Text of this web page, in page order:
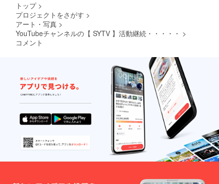
トップ >
プロジェクトをさがす >
アート・写真 >
YouTubeチャンネルの【 SYTV 】活動継続・・・・・ >
コメント